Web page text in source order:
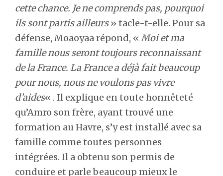
cette chance. Je ne comprends pas, pourquoi
ils sont partis ailleurs» tacle-t-elle. Pour sa
défense, Moaoyaa répond, « Moi et ma
famille nous seront toujours reconnaissant
de la France. La France a déjà fait beaucoup
pour nous, nous ne voulons pas vivre
d’aides« . Il explique en toute honnêteté
qu’Amro son frère, ayant trouvé une
formation au Havre, s’y est installé avec sa
famille comme toutes personnes
intégrées. Il a obtenu son permis de
conduire et parle beaucoup mieux le